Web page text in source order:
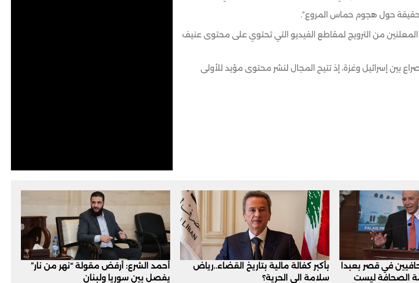
حول هجوم حماس المروع”.
من الترويج لمقاطع الفيديو التي تحتوي على محتوى عنيف
بين إسرائيل وغزة، إذ تتيح المجال لنشر محتوى مؤيد للأولى
في قصر بعبدا
الصحافة ليست
بأكبر كفالة مالية بتاريخ القضاء..رياض
سلامة الى الحرية؟
أحمد الشرع: أرفض مقولة “نهر من نار”
يفصل بين سوريا ولبنان